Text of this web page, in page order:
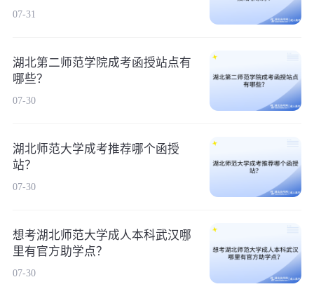
07-31
湖北第二师范学院成考函授站点有
哪些？
07-30
湖北师范大学成考推荐哪个函授
站？
07-30
想考湖北师范大学成人本科武汉哪
里有官方助学点？
07-30